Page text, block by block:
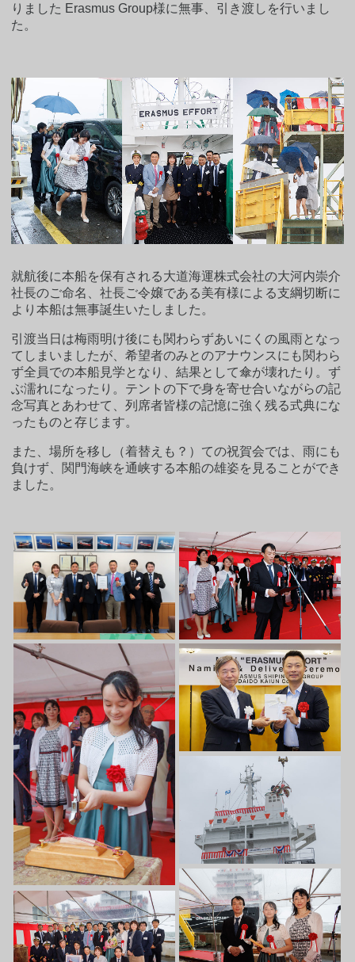
りました Erasmus Group様に無事、引き渡しを行いまし
た。
就航後に本船を保有される大道海運株式会社の大河内崇介
社長のご命名、社長ご令嬢である美有様による支綱切断に
より本船は無事誕生いたしました。
引渡当日は梅雨明け後にも関わらずあいにくの風雨となっ
てしまいましたが、希望者のみとのアナウンスにも関わら
ず全員での本船見学となり、結果として傘が壊れたり。ず
ぶ濡れになったり。テントの下で身を寄せ合いながらの記
念写真とあわせて、列席者皆様の記憶に強く残る式典にな
ったものと存じます。
また、場所を移し（着替えも？）ての祝賀会では、雨にも
負けず、関門海峡を通峡する本船の雄姿を見ることができ
ました。